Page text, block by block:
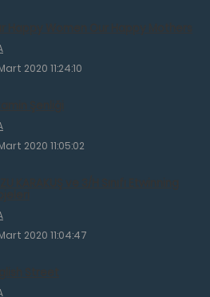
2020 11:24:10
2020 11:05:02
2020 11:04:47